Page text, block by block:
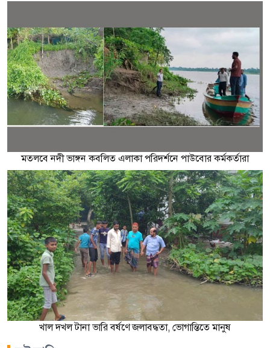
মতলবে নদী ভাঙ্গন কবলিত এলাকা পরিদর্শনে পাউবোর কর্মকর্তারা
খাল দখল টানা ভারি বর্ষণে জলাবদ্ধতা, ভোগান্তিতে মানুষ